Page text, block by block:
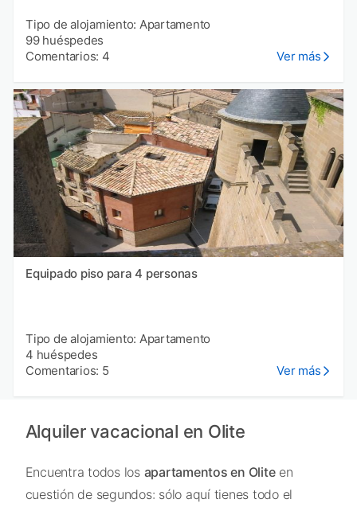
Tipo de alojamiento: Apartamento
99 huéspedes
Comentarios: 4
Ver más
Equipado piso para 4 personas
Tipo de alojamiento: Apartamento
4 huéspedes
Comentarios: 5
Ver más
Alquiler vacacional en Olite
Encuentra todos los apartamentos en Oliteen
cuestión de segundos: sólo aquí tienes todo el